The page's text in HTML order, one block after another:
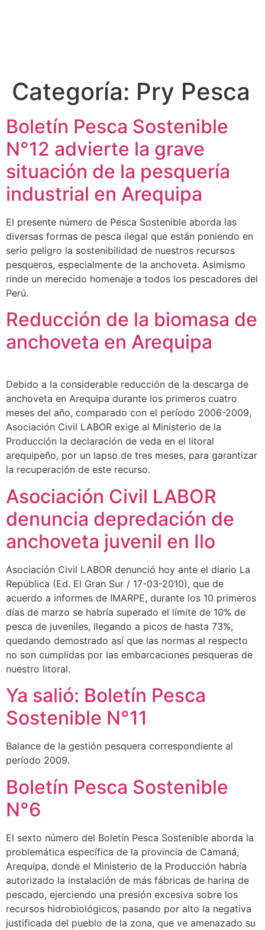
Categoría: Pry Pesca
Boletín Pesca Sostenible
N°12 advierte la grave
situación de la pesquería
industrial en Arequipa
El presente número de Pesca Sostenible aborda las
diversas formas de pesca ilegal que están poniendo en
serio peligro la sostenibilidad de nuestros recursos
pesqueros, especialmente de la anchoveta. Asimismo
rinde un merecido homenaje a todos los pescadores del
Perú.
Reducción de la biomasa de
anchoveta en Arequipa
Debido a la considerable reducción de la descarga de
anchoveta en Arequipa durante los primeros cuatro
meses del año, comparado con el período 2006-2009,
Asociación Civil LABOR exige al Ministerio de la
Producción la declaración de veda en el litoral
arequipeño, por un lapso de tres meses, para garantizar
la recuperación de este recurso.
Asociación Civil LABOR
denuncia depredación de
anchoveta juvenil en Ilo
Asociación Civil LABOR denunció hoy ante el diario La
República (Ed. El Gran Sur / 17-03-2010), que de
acuerdo a informes de IMARPE, durante los 10 primeros
días de marzo se habría superado el límite de 10% de
pesca de juveniles, llegando a picos de hasta 73%,
quedando demostrado así que las normas al respecto
no son cumplidas por las embarcaciones pesqueras de
nuestro litoral.
Ya salió: Boletín Pesca
Sostenible N°11
Balance de la gestión pesquera correspondiente al
período 2009.
Boletín Pesca Sostenible
N°6
El sexto número del Boletín Pesca Sostenible aborda la
problemática específica de la provincia de Camaná,
Arequipa, donde el Ministerio de la Producción habría
autorizado la instalación de más fábricas de harina de
pescado, ejerciendo una presión excesiva sobre los
recursos hidrobiológicos, pasando por alto la negativa
justificada del pueblo de la zona, que ve amenazado su